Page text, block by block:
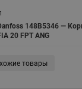
148B5346 —
20 FPT ANG
товары